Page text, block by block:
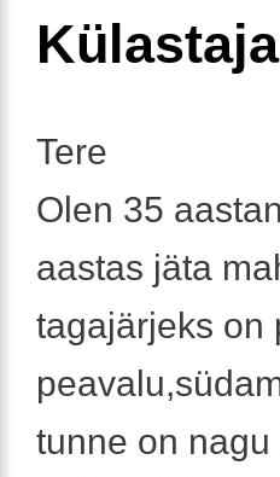
Tere
Olen 35
aastas jäta
tagajärjeks on
tunne on